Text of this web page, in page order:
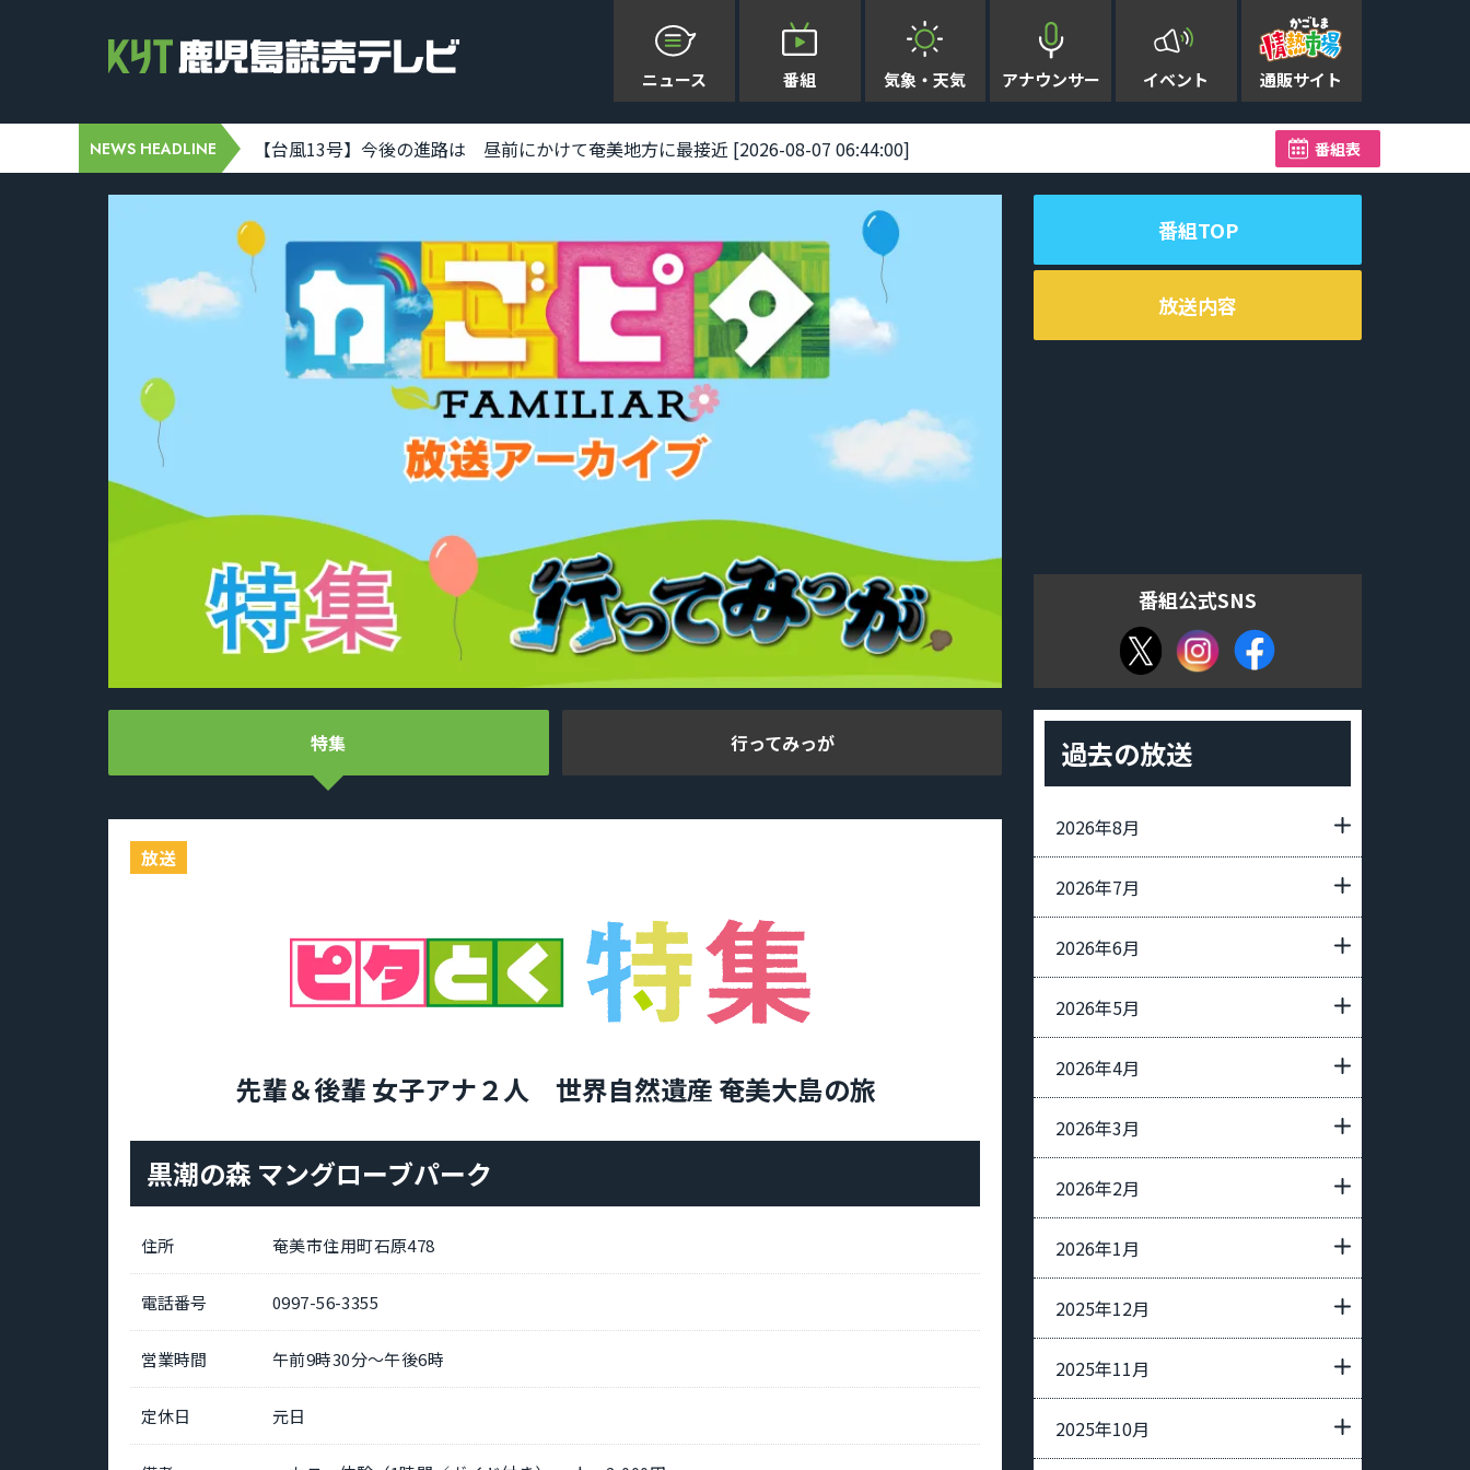
ニュース 番組 気象・天気 アナウンサー イベント 通販サイト
NEWS HEADLINE
[2026-08-07 06:42:00] 【台風13号】今後の進路は 昼前にかけて奄美地方に最接近 [2026-08-07 06:44:00] 九州新幹線 鹿児島中
番組表
番組TOP
放送内容
番組公式SNS
特集
放送
先輩＆後輩 女子アナ２人 世界自然遺産 奄美大島の旅
黒潮の森 マングローブパーク
住所 奄美市住用町石原478
電話番号 0997-56-3355
営業時間 午前9時30分～午後6時
定休日 元日
行ってみっが 過去の放送
2026年8月
2026年7月
2026年6月
2026年5月
2026年4月
2026年3月
2026年2月
2026年1月
2025年12月
2025年11月
2025年10月